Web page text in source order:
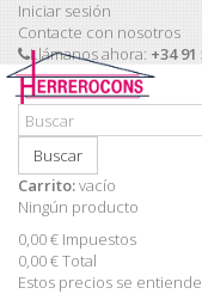
Iniciar sesión
Contacte con nosotros
Llámanos ahora: +34 91
Buscar
Carrito:vacío
Ningún producto
0,00 € Impuestos
0,00 €Total
Estos precios se